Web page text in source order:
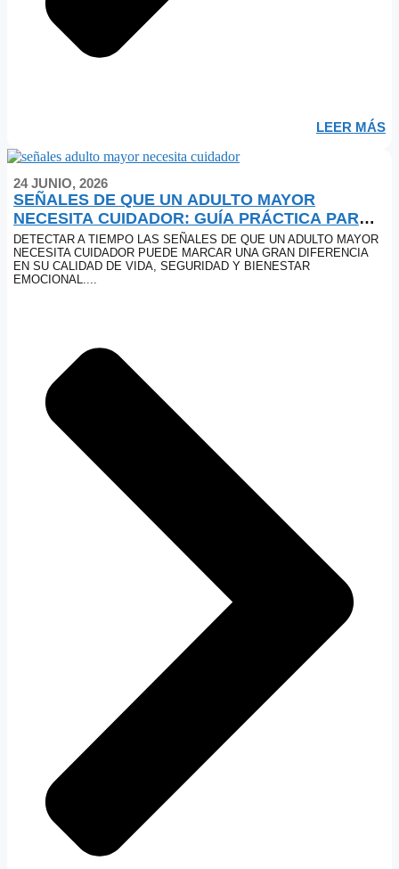
LEER MÁS
24 JUNIO, 2026
SEÑALES DE QUE UN ADULTO MAYOR
NECESITA CUIDADOR: GUÍA PRÁCTICA PARA
FAMILIAS
DETECTAR A TIEMPO LAS SEÑALES DE QUE UN ADULTO MAYOR
NECESITA CUIDADOR PUEDE MARCAR UNA GRAN DIFERENCIA
EN SU CALIDAD DE VIDA, SEGURIDAD Y BIENESTAR
EMOCIONAL....